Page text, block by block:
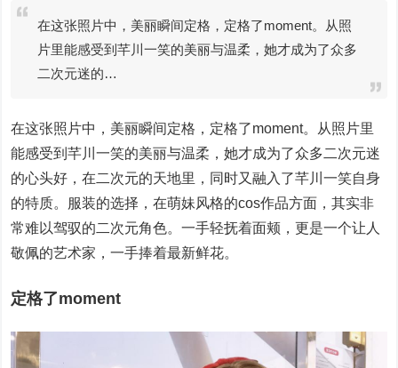
在这张照片中，美丽瞬间定格，定格了moment。从照
片里能感受到芊川一笑的美丽与温柔，她才成为了众多
二次元迷的…
在这张照片中，美丽瞬间定格，定格了moment。从照片里
能感受到芊川一笑的美丽与温柔，她才成为了众多二次元迷
的心头好，在二次元的天地里，同时又融入了芊川一笑自身
的特质。服装的选择，在萌妹风格的cos作品方面，其实非
常难以驾驭的二次元角色。一手轻抚着面颊，更是一个让人
敬佩的艺术家，一手捧着最新鲜花。
定格了moment